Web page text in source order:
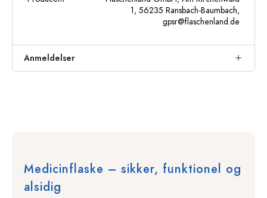
1, 56235 Ransbach-Baumbach,
gpsr@flaschenland.de
Anmeldelser
Medicinflaske – sikker, funktionel og
alsidig